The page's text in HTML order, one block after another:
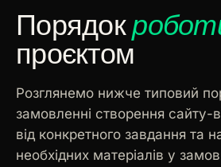
[ EMAIL ]
hello@glorypixel.ua
Порядок
проєктом
Розглянемо нижче типовий
замовленні створення сайту-
від конкретного завдання та
необхідних матеріалів у